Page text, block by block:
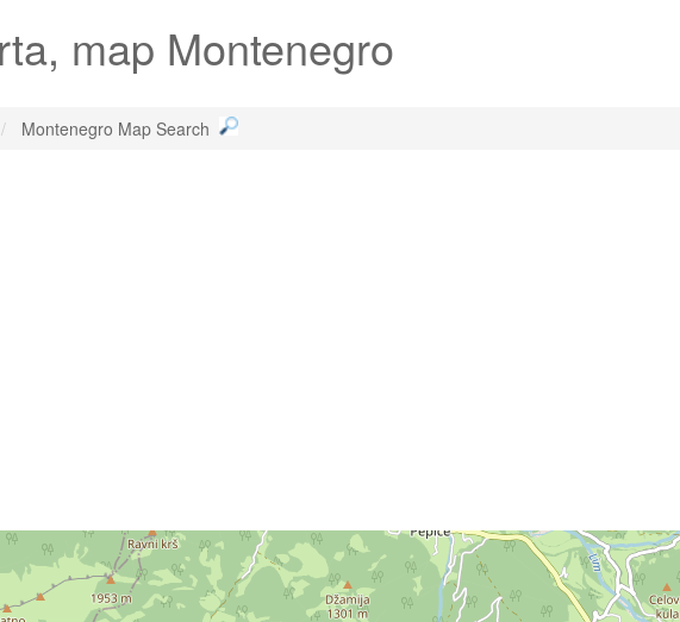
map Montenegro
Montenegro Map Search